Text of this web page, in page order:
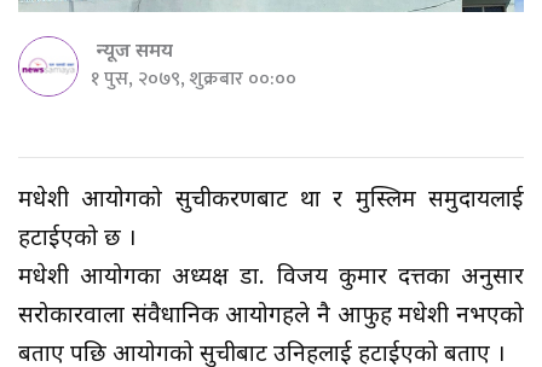
न्यूज समय
१ पुस, २०७९, शुक्रबार ००:००
मधेशी आयोगको सुचीकरणबाट थारु र मुस्लिम समुदायलाई
हटाईएको छ ।
मधेशी आयोगका अध्यक्ष डा. विजय कुमार दत्तका अनुसार
सरोकारवाला संवैधानिक आयोगहरुले नै आफुहरु मधेशी नभएको
बताए पछि आयोगको सुचीबाट उनिहरुलाई हटाईएको बताए ।